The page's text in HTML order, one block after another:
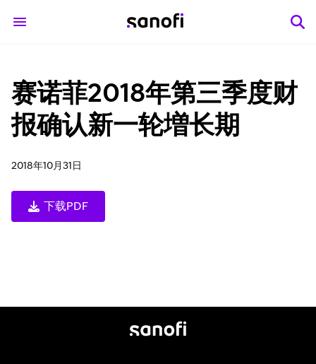
赛诺菲2018年第三季度财
报确认新一轮増长期
2018年10月31日
下载PDF